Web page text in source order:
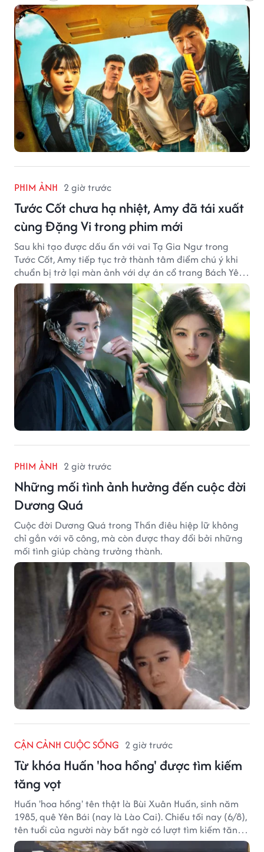
PHIM ẢNH 2 giờ trước
Tước Cốt chưa hạ nhiệt, Amy đã tái xuất
cùng Đặng Vi trong phim mới
Sau khi tạo được dấu ấn với vai Tạ Gia Ngư trong
Tước Cốt, Amy tiếp tục trở thành tâm điểm chú ý khi
chuẩn bị trở lại màn ảnh với dự án cổ trang Bách Yêu
Phổ.
PHIM ẢNH 2 giờ trước
Những mối tình ảnh hưởng đến cuộc đời
Dương Quá
Cuộc đời Dương Quá trong Thần điêu hiệp lữ không
chỉ gắn với võ công, mà còn được thay đổi bởi những
mối tình giúp chàng trưởng thành.
CẬN CẢNH CUỘC SỐNG 2 giờ trước
Từ khóa Huấn 'hoa hồng' được tìm kiếm
tăng vọt
Huấn 'hoa hồng' tên thật là Bùi Xuân Huấn, sinh năm
1985, quê Yên Bái (nay là Lào Cai). Chiều tối nay (6/8),
tên tuổi của người này bất ngờ có lượt tìm kiếm tăng
vọt.